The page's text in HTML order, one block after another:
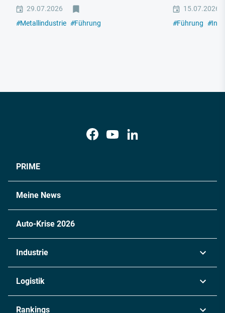
29.07.2026
#Metallindustrie #Führung
15.07.2026
#Führung #
PRIME
Meine News
Auto-Krise 2026
Industrie
Logistik
Rankings